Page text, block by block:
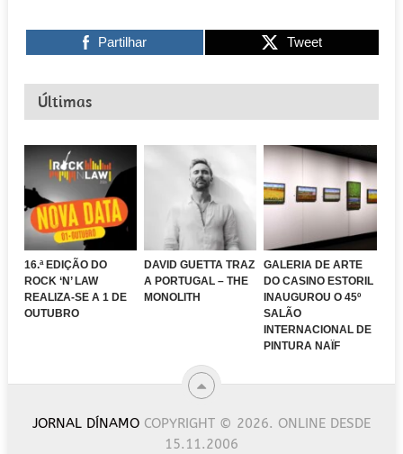
Partilhar Tweet
Últimas
16.ª EDIÇÃO DO
ROCK ‘N’ LAW
REALIZA-SE A 1 DE
OUTUBRO
DAVID GUETTA TRAZ
A PORTUGAL – THE
MONOLITH
GALERIA DE ARTE
DO CASINO ESTORIL
INAUGUROU O 45º
SALÃO
INTERNACIONAL DE
PINTURA NAÏF
JORNAL DÍNAMOCOPYRIGHT © 2026. ONLINE DESDE
15.11.2006